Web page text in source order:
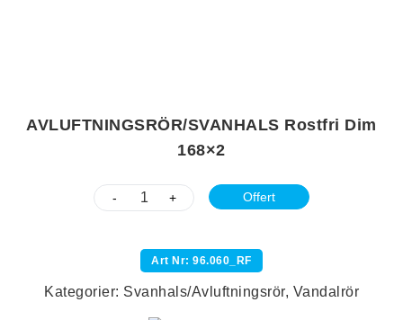
AVLUFTNINGSRÖR/SVANHALS Rostfri Dim
168×2
- + Offert
Art Nr: 96.060_RF
Kategorier: Svanhals/Avluftningsrör, Vandalrör